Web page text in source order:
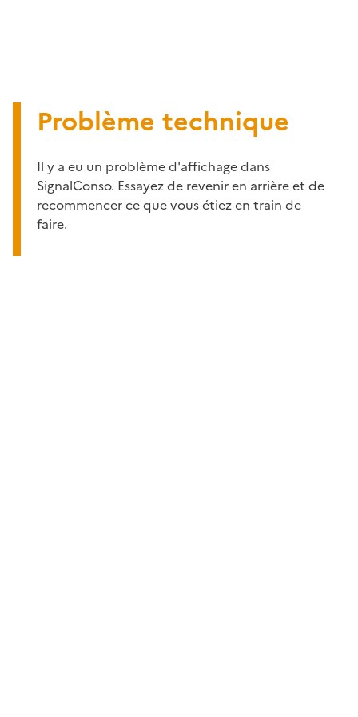
Problème technique
Il y a eu un problème d'affichage dans
SignalConso. Essayez de revenir en arrière et de
recommencer ce que vous étiez en train de
faire.